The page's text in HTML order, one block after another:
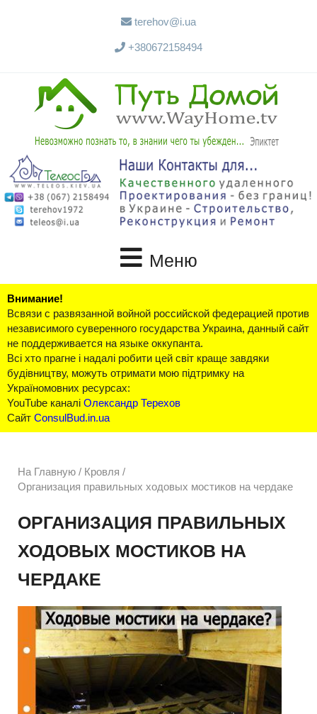
terehov@i.ua
+380672158494
Меню
Внимание!
Всвязи с развязанной войной российской федерацией против
независимого суверенного государства Украина, данный сайт
не поддерживается на языке оккупанта.
Всі хто прагне і надалі робити цей світ краще завдяки
будівництву, можуть отримати мою підтримку на
Україномовних ресурсах:
YouTube каналі Олександр Терехов
Сайт ConsulBud.in.ua
На Главную / Кровля /
Организация правильных ходовых мостиков на чердаке
ОРГАНИЗАЦИЯ ПРАВИЛЬНЫХ
ХОДОВЫХ МОСТИКОВ НА
ЧЕРДАКЕ